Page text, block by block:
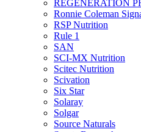
REGENERATION
Ronnie Coleman
RSP Nutrition
Rule 1
SAN
SCI-MX Nutrition
Scitec Nutrition
Scivation
Six Star
Solaray
Solgar
Source Naturals